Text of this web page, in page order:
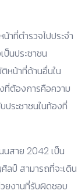
ที่ตำรวจไปประจำ
ป็นประชาชน
หน้าที่ด้านอื่นใน
ที่ต้องการคือความ
ประชาชนในท้องที่
สาย 2042 เป็น
ลป์ สามารถที่จะเดิน
ยงานที่รับผิดชอบ